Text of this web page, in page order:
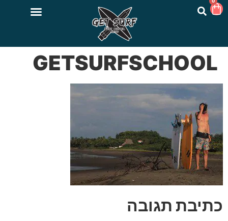
GETSURFSCHOOL
כתיבת תגובה